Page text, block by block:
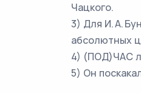
Чацкого.
3) Для И. А.
абсолютных
4) (ПОД)ЧАС
5) Он